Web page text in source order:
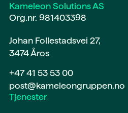
Kameleon Solutions AS
Org.nr. 981403398
Johan Follestadsvei 27,
3474 Åros
+47 41 53 53 00
post@kameleongruppen.no
Tjenester